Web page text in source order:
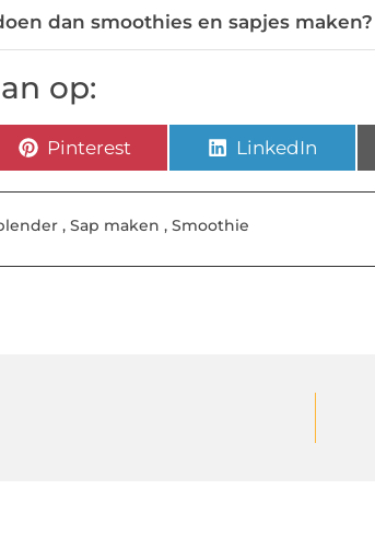
dan smoothies en sapjes maken?
op:
Pinterest LinkedIn
, Sap maken , Smoothie